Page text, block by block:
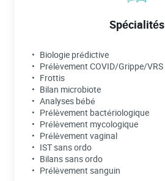
Spécialités
Biologie prédictive
Prélèvement COVID/Grippe/VRS
Frottis
Bilan microbiote
Analyses bébé
Prélèvement bactériologique
Prélèvement mycologique
Prélèvement vaginal
IST sans ordo
Bilans sans ordo
Prélèvement sanguin